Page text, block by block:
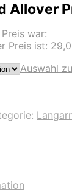
Allover
war:
Preis ist:
Auswahl